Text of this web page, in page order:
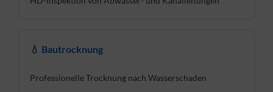
💧 Bautrocknung
Professionelle Trocknung nach Wasserschaden